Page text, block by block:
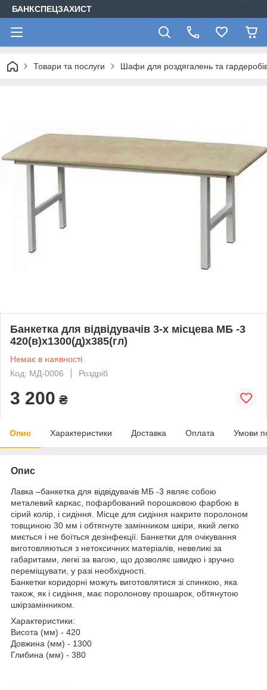
БАНКСПЕЦЗАХИСТ
Товари та послуги Шафи для роздягалень та
Банкетка для відвідувачів 3-х місцева МБ -3
420(в)х1300(д)х385(гл)
Немає в наявності
Код: МД-0006
Роздріб
3 200 ₴
Опис Характеристики Доставка Оплата Умови
Опис
Лавка –банкетка для відвідувачів МБ -3 являє собою
металевий каркас, пофарбований порошковою фарбою в
сірий колір, і сидіння. Місце для сидіння накрите поролоном
товщиною 30 мм і обтягнуте замінником шкіри, який легко
миється і не боїться дезінфекції. Банкетки для очікування
виготовляються з нетоксичних матеріалів, невеликі за
габаритами, легкі за вагою, що дозволяє швидко і зручно
переміщувати, у разі необхідності.
Банкетки коридорні можуть виготовлятися зі спинкою, яка
також, як і сидіння, має поролонову прошарок, обтянутою
шкірзамінником.
Характеристики:
Висота (мм) - 420
Довжина (мм) - 1300
Глибина (мм) - 380